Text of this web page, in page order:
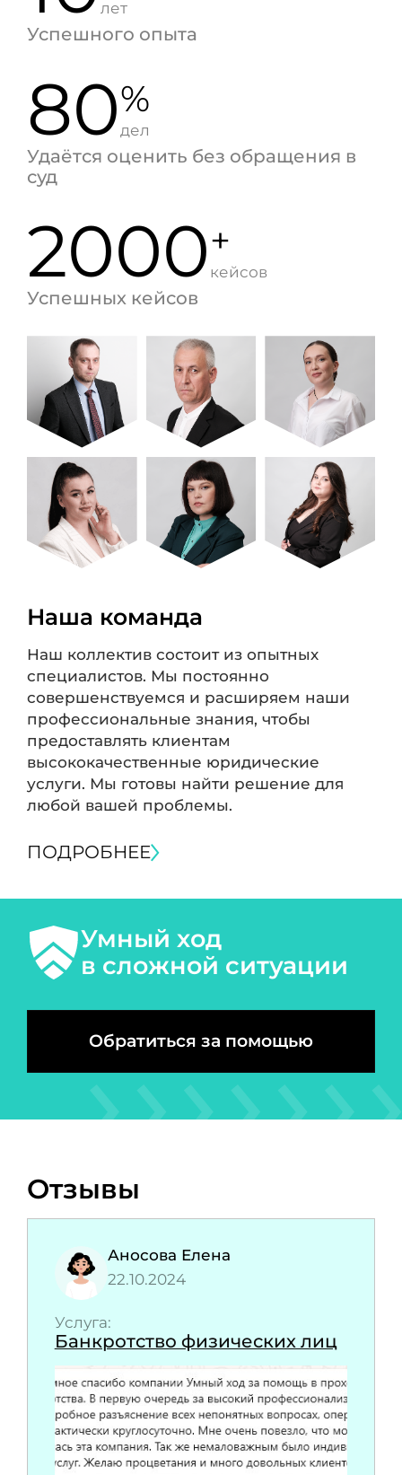
лет
Успешного опыта
80%
дел
Удаётся оценить без обращения в
суд
2000+
кейсов
Успешных кейсов
Наша команда
Наш коллектив состоит из опытных
специалистов. Мы постоянно
совершенствуемся и расширяем наши
профессиональные знания, чтобы
предоставлять клиентам
высококачественные юридические
услуги. Мы готовы найти решение для
любой вашей проблемы.
ПОДРОБНЕЕ
Умный ход
в сложной ситуации
Обратиться за помощью
Отзывы
Аносова Елена
22.10.2024
Услуга:
Банкротство физических лиц